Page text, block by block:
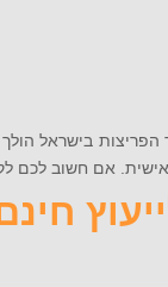
הפריצות בישראל
ליווי מקצועי
חינם